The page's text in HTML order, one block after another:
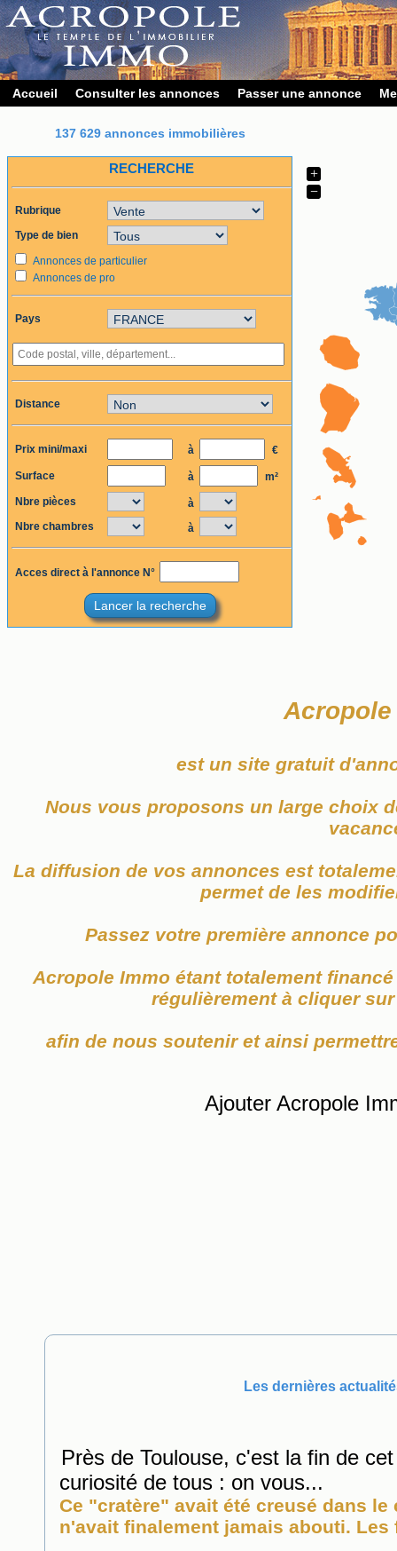
Accueil Consulter les annonces Passer une annonce
137 629 annonces immobilières
RECHERCHE
Rubrique
Type de bien
Annonces de particulier
Annonces de pro
Pays
Distance
Prix mini/maxi à €
Surface à
m²
Nbre pièces
à
Nbre chambres
à
Acces direct à l'annonce N°
Lancer la recherche
+
−
Acropole
est un site gratuit
Nous vous proposons un large choix
La diffusion de vos annonces est
permet de les
Passez votre première annonce
Acropole Immo étant totalement
régulièrement à cliquer
afin de nous soutenir et ainsi
Ajouter Acropole
Les dernières
Près de Toulouse, c'est la fin de
curiosité de tous : on vous...
Ce "cratère" avait été creusé dans
n'avait finalement jamais abouti. Les